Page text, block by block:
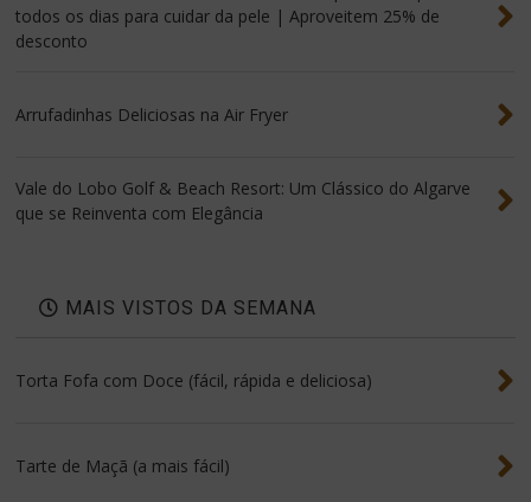
todos os dias para cuidar da pele | Aproveitem 25% de
desconto
Arrufadinhas Deliciosas na Air Fryer
Vale do Lobo Golf & Beach Resort: Um Clássico do Algarve
que se Reinventa com Elegância
MAIS VISTOS DA SEMANA
Torta Fofa com Doce (fácil, rápida e deliciosa)
Tarte de Maçã (a mais fácil)